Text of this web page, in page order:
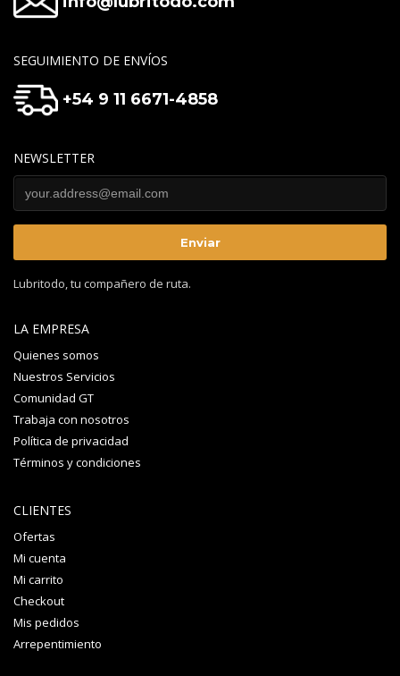
SEGUIMIENTO DE ENVÍOS
+54 9 11 6671-4858
NEWSLETTER
Lubritodo, tu compañero de ruta.
LA EMPRESA
Quienes somos
Nuestros Servicios
Comunidad GT
Trabaja con nosotros
Política de privacidad
Términos y condiciones
CLIENTES
Ofertas
Mi cuenta
Mi carrito
Checkout
Mis pedidos
Arrepentimiento